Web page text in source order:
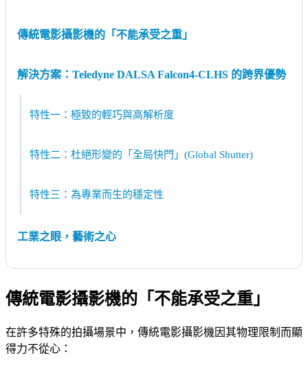
傳統電影攝影機的「不能承受之重」
解決方案：Teledyne DALSA Falcon4-CLHS 的跨界優勢
特性一：極致的輕巧與高解析度
特性二：杜絕形變的「全局快門」(Global Shutter)
特性三：為專業而生的穩定性
工業之眼，藝術之心
傳統電影攝影機的「不能承受之重」
在許多特殊的拍攝場景中，傳統電影攝影機因其物理限制而顯
得力不從心：